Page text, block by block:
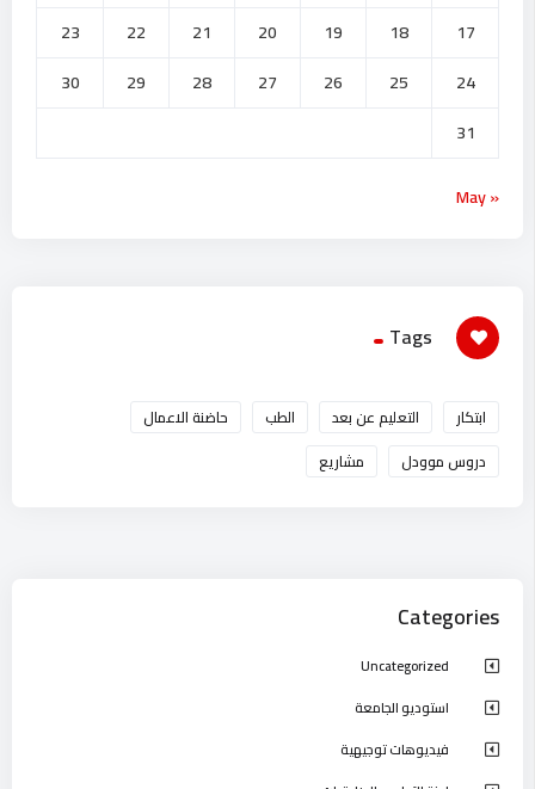
17
18
19
20
21
22
23
24
25
26
27
28
29
30
31
« May
Tags
ابتكار التعليم عن بعد الطب
حاضنة الاعمال
دروس موودل
مشاريع
Categories
Uncategorized
استوديو الجامعة
فيديوهات توجيهية